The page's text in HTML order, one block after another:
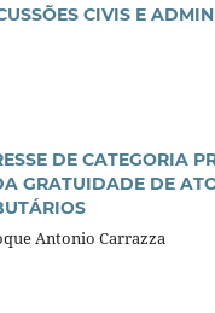
CIVIS E
DE CATEGORIA
GRATUIDADE DE
Antonio Carrazza